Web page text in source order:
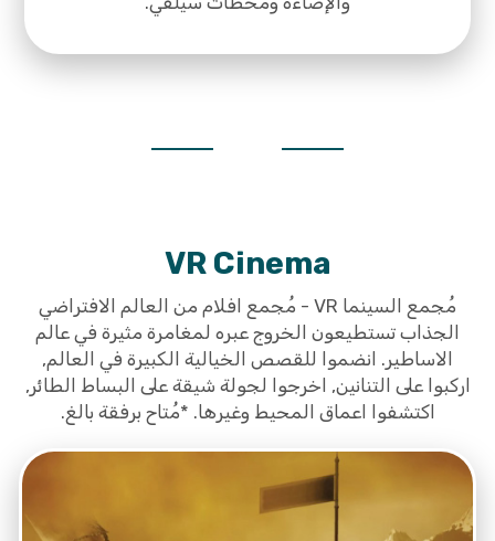
VR Cinema
مُجمع السينما VR - مُجمع افلام من العالم الافتراضي
الجذاب تستطيعون الخروج عبره لمغامرة مثيرة في عالم
الاساطير. انضموا للقصص الخيالية الكبيرة في العالم,
اركبوا على التنانين, اخرجوا لجولة شيقة على البساط الطائر,
اكتشفوا اعماق المحيط وغيرها. *مُتاح برفقة بالغ.